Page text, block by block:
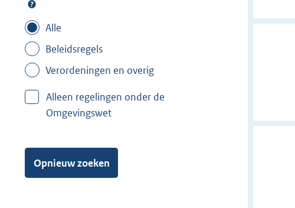
Alle
Beleidsregels
Verordeningen en overig
Alleen regelingen onder de
Omgevingswet
Opnieuw zoeken